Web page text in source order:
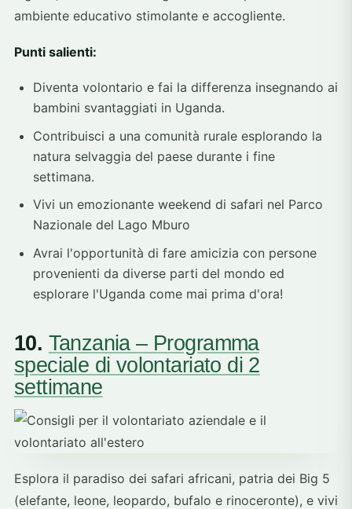
ambiente educativo stimolante e accogliente.
Punti salienti:
Diventa volontario e fai la differenza insegnando ai
bambini svantaggiati in Uganda.
Contribuisci a una comunità rurale esplorando la
natura selvaggia del paese durante i fine
settimana.
Vivi un emozionante weekend di safari nel Parco
Nazionale del Lago Mburo
Avrai l'opportunità di fare amicizia con persone
provenienti da diverse parti del mondo ed
esplorare l'Uganda come mai prima d'ora!
10. Tanzania – Programma
speciale di volontariato di 2
settimane
Esplora il paradiso dei safari africani, patria dei Big 5
(elefante, leone, leopardo, bufalo e rinoceronte), e vivi